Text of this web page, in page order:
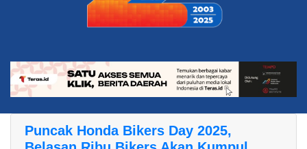
Puncak Honda Bikers Day 2025,